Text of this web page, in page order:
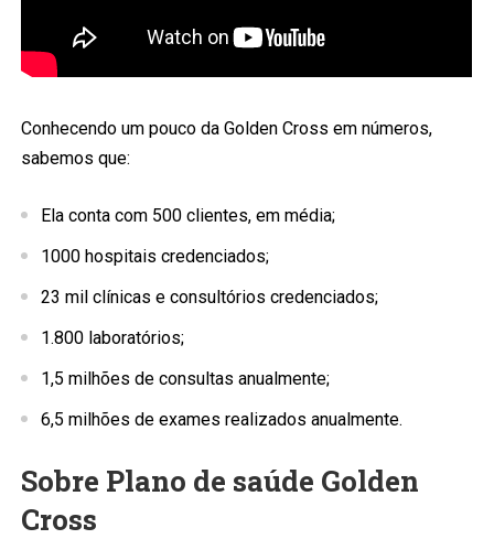
Conhecendo um pouco da Golden Cross em números,
sabemos que:
Ela conta com 500 clientes, em média;
1000 hospitais credenciados;
23 mil clínicas e consultórios credenciados;
1.800 laboratórios;
1,5 milhões de consultas anualmente;
6,5 milhões de exames realizados anualmente.
Sobre Plano de saúde Golden
Cross